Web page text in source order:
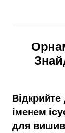
іменем
для